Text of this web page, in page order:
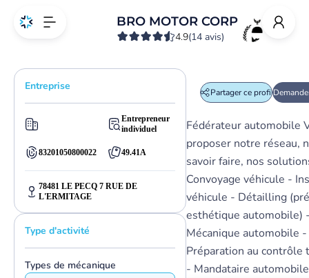
Entreprise
Entrepreneur
individuel
83201050800022 49.41A
78481 LE PECQ 7 RUE DE
L'ERMITAGE
Type d'activité
Types de mécanique
BRO MOTOR CORP
4.9(14 avis)
Partager ce profil
Fédérateur automobile
proposer notre réseau,
savoir faire, nos
Convoyage véhicule -
véhicule - Détailling
esthétique automobile)
Mécanique automobile -
Préparation au contrôle
- Mandataire automobile